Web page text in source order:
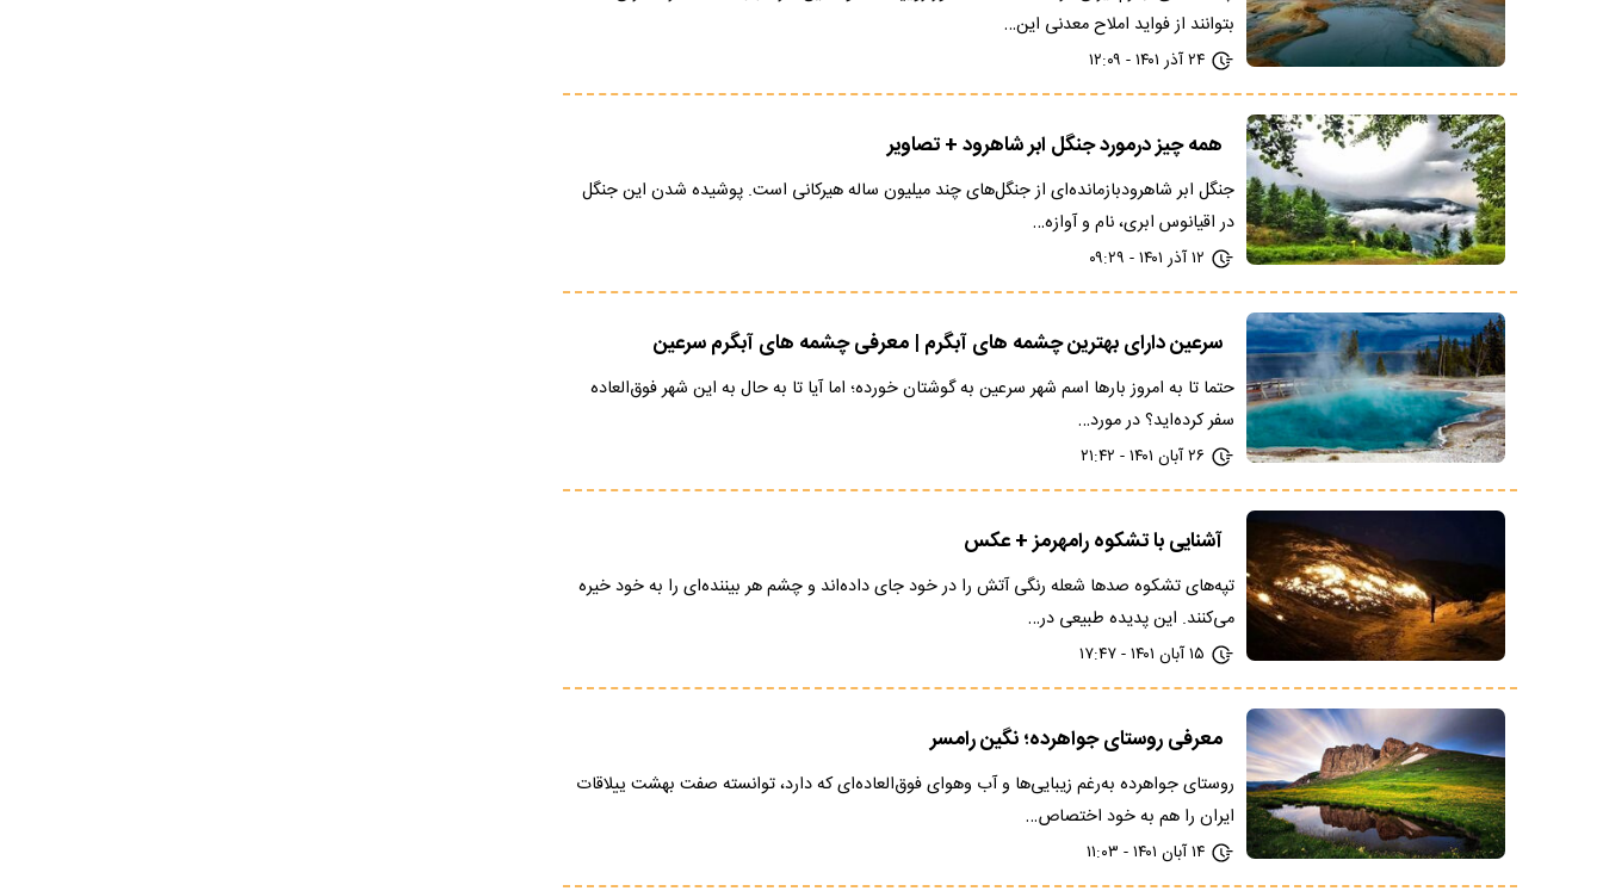
بتوانند از فواید املاح معدنی این…
۲۴ آذر ۱۴۰۱ - ۱۲:۰۹
همه چیز درمورد جنگل ابر شاهرود + تصاویر
جنگل ابر شاهرودبازمانده‌ای از جنگل‌های چند میلیون ساله هیرکانی است. پوشیده شدن این جنگل
در اقیانوس ابری، نام و آوازه…
۱۲ آذر ۱۴۰۱ - ۰۹:۲۹
سرعین دارای بهترین چشمه های آبگرم | معرفی چشمه های آبگرم سرعین
حتما تا به امروز بارها اسم شهر سرعین به گوشتان خورده؛ اما آیا تا به حال به این شهر فوق‌العاده
سفر کرده‌اید؟ در مورد…
۲۶ آبان ۱۴۰۱ - ۲۱:۴۲
آشنایی با تشکوه رامهرمز + عکس
تپه‌های تشکوه صدها شعله رنگی آتش را در خود جای داده‌اند و چشم هر بیننده‌ای را به خود خیره
می‌کنند. این پدیده طبیعی در…
۱۵ آبان ۱۴۰۱ - ۱۷:۴۷
معرفی روستای جواهرده؛ نگین رامسر
روستای جواهرده به‌رغم زیبایی‌ها و آب‌ و‌هوای فوق‌العاده‌ای که دارد، توانسته صفت بهشت ییلاقات
ایران را هم به خود اختصاص…
۱۴ آبان ۱۴۰۱ - ۱۱:۰۳